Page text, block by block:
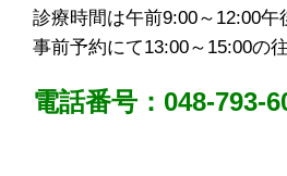
診療時間は午前9:00～12:00
事前予約にて13:00～15:00の
電話番号：048-793-